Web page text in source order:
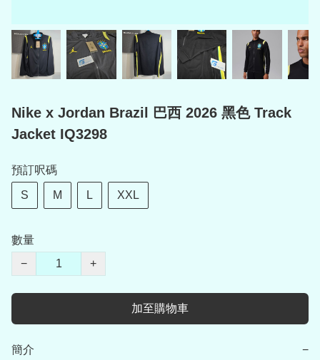
Nike x Jordan Brazil 巴西 2026 黑色 Track
Jacket IQ3298
預訂呎碼
S M L XXL
數量
−
+
加至購物車
簡介 −